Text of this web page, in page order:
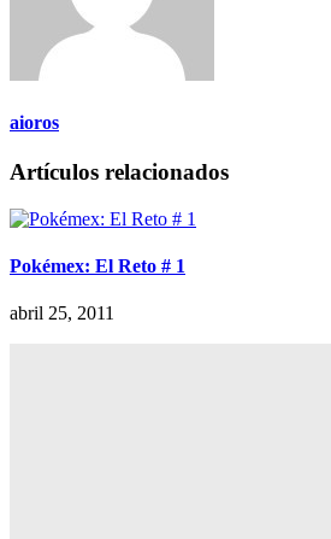
aioros
Artículos relacionados
Pokémex: El Reto # 1
abril 25, 2011